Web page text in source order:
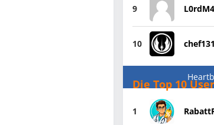
9
10
Die Top 10
1